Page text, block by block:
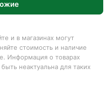
и в магазинах могут
стоимость и наличие
Информация о товарах
неактуальна для таких